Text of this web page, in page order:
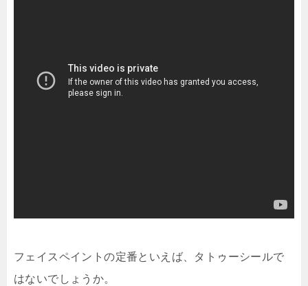
フェイスペイントの定番といえば、タトゥーシールで
はないでしょうか。